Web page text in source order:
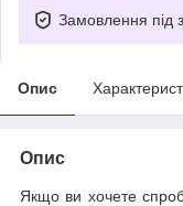
Замовлення під
Опис
Опис
Якщо ви хочете